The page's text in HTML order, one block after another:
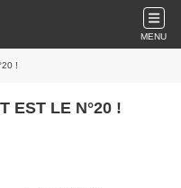
MENU
!
EST LE N°20 !